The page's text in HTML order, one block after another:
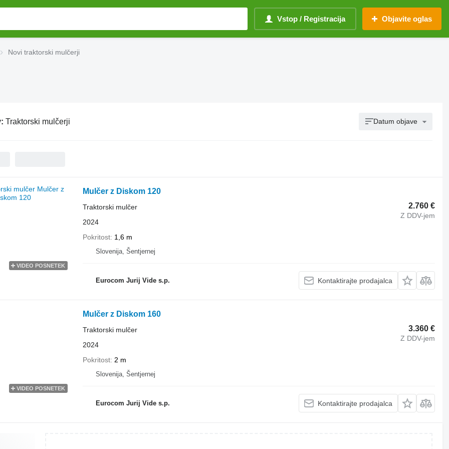
Vstop / Registracija Objavite oglas
Novi traktorski mulčerji
Traktorski mulčerji Datum objave
VIDEO POSNETEK
Mulčer z Diskom 120
2.760 €
Z DDV-jem
Traktorski mulčer
2024
Pokritost 1,6 m
Slovenija, Šentjernej
Eurocom Jurij Vide s.p. Kontaktirajte prodajalca
VIDEO POSNETEK
Mulčer z Diskom 160
3.360 €
Z DDV-jem
Traktorski mulčer
2024
Pokritost 2 m
Slovenija, Šentjernej
Eurocom Jurij Vide s.p. Kontaktirajte prodajalca